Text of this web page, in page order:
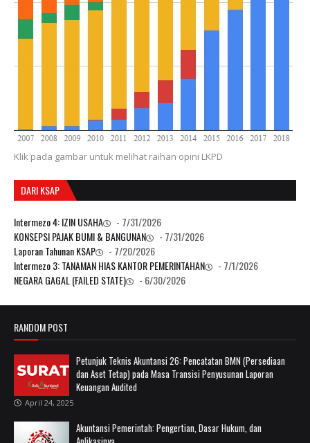
Klik pada gambar untuk melihat raihan opini LKPD
DARI KSAP
Intermezo 4: IZIN USAHA
- 7/31/2026
KONSEPSI PAJAK BUMI & BANGUNAN
- 7/31/2026
Laporan Tahunan KSAP
- 7/20/2026
Intermezo 3: TANAMAN HIAS KANTOR PEMERINTAHAN
- 7/1/2026
NEGARA GAGAL (FAILED STATE)
- 6/30/2026
RANDOM POST
Petunjuk Teknis Akuntansi 26: Pencatatan BMN (Persediaan
dan Aset Tetap) pada Masa Transisi Penyusunan Laporan
Keuangan Audited
April 24, 2025
Akuntansi Pemerintah: Pengertian, Dasar Hukum, dan